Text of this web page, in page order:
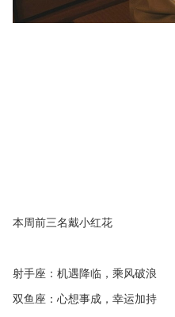
本周前三名戴小红花
射手座：机遇降临，乘风破浪
双鱼座：心想事成，幸运加持